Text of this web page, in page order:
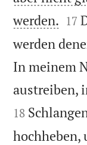
werden. 

17
werden
In meinem
austreiben,
18
hochheben,